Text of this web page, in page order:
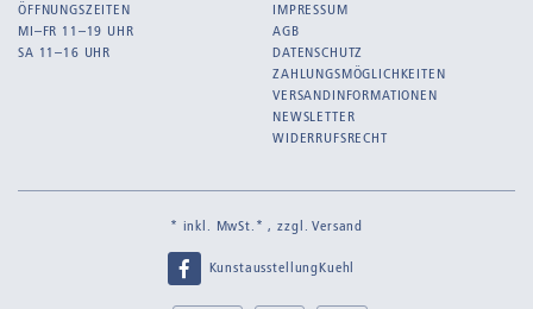
ÖFFNUNGSZEITEN
MI–FR 11–19 UHR
SA 11–16 UHR
IMPRESSUM
AGB
DATENSCHUTZ
ZAHLUNGSMÖGLICHKEITEN
VERSANDINFORMATIONEN
NEWSLETTER
WIDERRUFSRECHT
* inkl. MwSt.* , zzgl.Versand
KunstausstellungKuehl